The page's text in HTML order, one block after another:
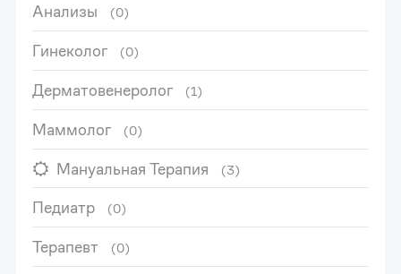
Анализы (0)
Гинеколог (0)
Дерматовенеролог (1)
Маммолог (0)
Мануальная Терапия (3)
Педиатр (0)
Терапевт (0)